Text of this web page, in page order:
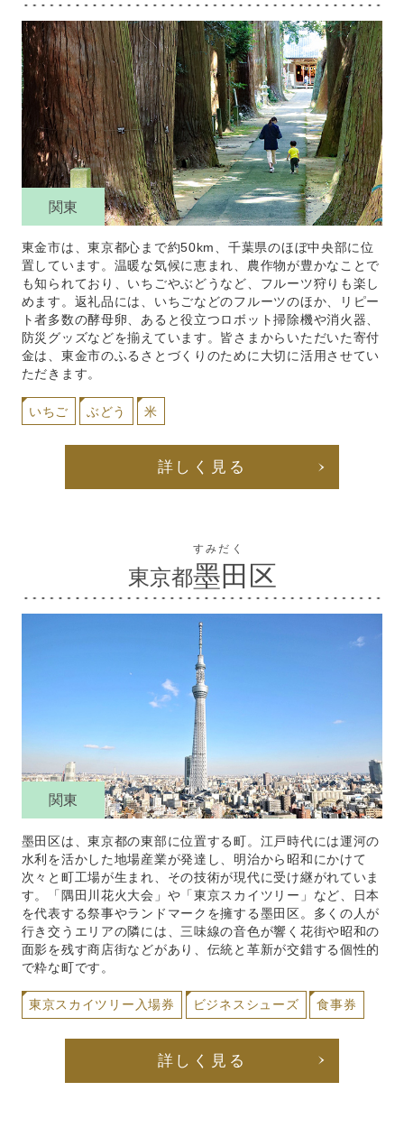
関東
東金市は、東京都心まで約50km、千葉県のほぼ中央部に位
置しています。温暖な気候に恵まれ、農作物が豊かなことで
も知られており、いちごやぶどうなど、フルーツ狩りも楽し
めます。返礼品には、いちごなどのフルーツのほか、リピー
ト者多数の酵母卵、あると役立つロボット掃除機や消火器、
防災グッズなどを揃えています。皆さまからいただいた寄付
金は、東金市のふるさとづくりのために大切に活用させてい
ただきます。
いちご ぶどう 米
詳しく見る
東京都
すみだく
墨田区
関東
墨田区は、東京都の東部に位置する町。江戸時代には運河の
水利を活かした地場産業が発達し、明治から昭和にかけて
次々と町工場が生まれ、その技術が現代に受け継がれていま
す。「隅田川花火大会」や「東京スカイツリー」など、日本
を代表する祭事やランドマークを擁する墨田区。多くの人が
行き交うエリアの隣には、三味線の音色が響く花街や昭和の
面影を残す商店街などがあり、伝統と革新が交錯する個性的
で粋な町です。
東京スカイツリー入場券 ビジネスシューズ 食事券
詳しく見る